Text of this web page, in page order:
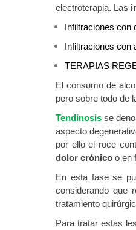
electroterapia. Las
Infiltraciones con
Infiltraciones con
TERAPIAS
El consumo de
pero sobre todo de
Tendinosis se
aspecto
por ello el roce
dolor crónico o en
En esta fase se
considerando que
tratamiento
Para tratar estas